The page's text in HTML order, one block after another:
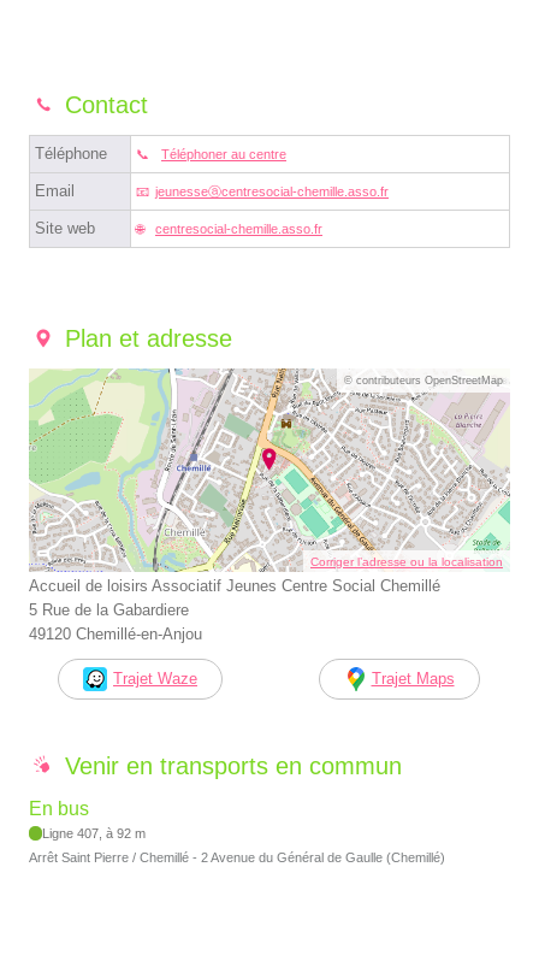
Contact
Téléphone Téléphoner au centre
Email jeunesseⓐcentresocial-chemille.asso.fr
Site web centresocial-chemille.asso.fr
Plan et adresse
© contributeurs OpenStreetMap
Corriger l’adresse ou la localisation
Accueil de loisirs Associatif Jeunes Centre Social Chemillé
5 Rue de la Gabardiere
49120 Chemillé-en-Anjou
Trajet Waze Trajet Maps
Venir en transports en commun
En bus
Ligne 407, à 92 m
Arrêt Saint Pierre / Chemillé - 2 Avenue du Général de Gaulle (Chemillé)